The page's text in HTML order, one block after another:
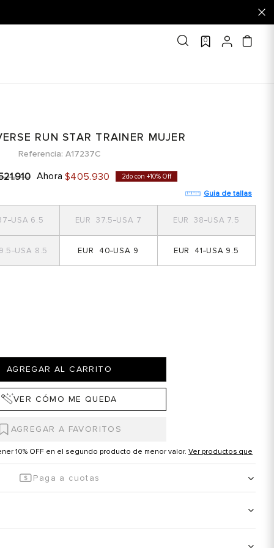
0
RUN STAR TRAINER MUJER
Referencia A17237C
.910 Ahora $405.930 2do con +10% Off
Guia de tallas
6.5 7
37.5 7.5
38
8.5 9
40 9.5
41
AGREGAR AL CARRITO
VER CÓMO ME QUEDA
10% OFF en el segundo producto de menor valor. Ver productos que
Paga a cuotas